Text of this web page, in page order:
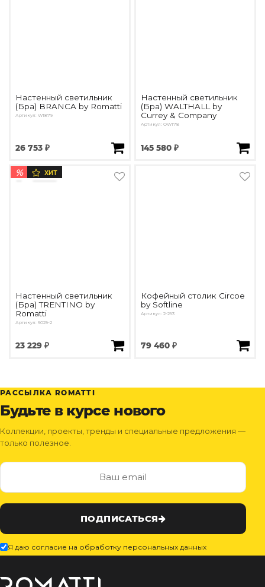
Настенный светильник
(Бра) BRANCA by Romatti
Артикул: W1879
26 753 ₽
Настенный светильник
(Бра) WALTHALL by
Currey & Company
Артикул: OW178
145 580 ₽
% ХИТ
Настенный светильник
(Бра) TRENTINO by
Romatti
Артикул: 6029-2
23 229 ₽
Кофейный столик Circoe
by Softline
Артикул: 2-293
79 460 ₽
РАССЫЛКА ROMATTI
Будьте в курсе нового
Коллекции, проекты, тренды и специальные предложения —
только полезное.
ПОДПИСАТЬСЯ
Я даю согласие на обработку персональных данных